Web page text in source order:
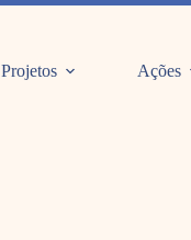
Projetos Ações